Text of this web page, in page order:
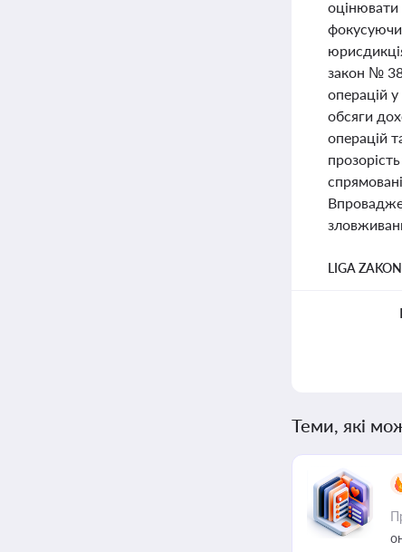
оцінювати
закон №
операцій
обсяги
операцій
LIGA
Теми, які